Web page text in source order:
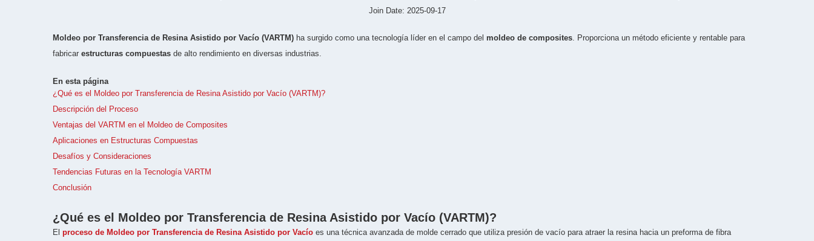
Join Date: 2025-09-17
Moldeo por Transferencia de Resina Asistido por Vacío (VARTM) ha surgido como una tecnología líder en el campo del moldeo de composites. Proporciona un método eficiente y rentable para
fabricar estructuras compuestas de alto rendimiento en diversas industrias.
En esta página
¿Qué es el Moldeo por Transferencia de Resina Asistido por Vacío (VARTM)?
Descripción del Proceso
Ventajas del VARTM en el Moldeo de Composites
Aplicaciones en Estructuras Compuestas
Desafíos y Consideraciones
Tendencias Futuras en la Tecnología VARTM
Conclusión
¿Qué es el Moldeo por Transferencia de Resina Asistido por Vacío (VARTM)?
El proceso de Moldeo por Transferencia de Resina Asistido por Vacío es una técnica avanzada de molde cerrado que utiliza presión de vacío para atraer la resina hacia un preforma de fibra